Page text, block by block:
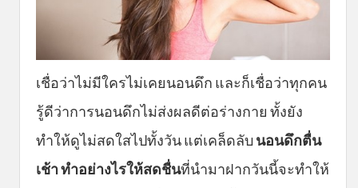
เชื่อว่าไม่มีใครไม่เคยนอนดึก และก็เชื่อว่าทุกคน
รู้ดีว่าการนอนดึกไม่ส่งผลดีต่อร่างกาย ทั้งยัง
ทำให้ดูไม่สดใสไปทั้งวัน แต่เคล็ดลับนอนดึกตื่น
เช้า ทำอย่างไรให้สดชื่นที่นำมาฝากวันนี้จะทำให้